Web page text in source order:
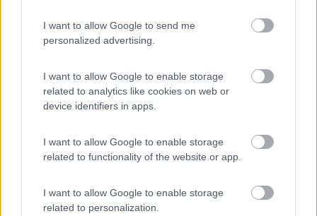
I want to allow Google to send me
personalized advertising.
I want to allow Google to enable storage
related to analytics like cookies on web or
device identifiers in apps.
I want to allow Google to enable storage
related to functionality of the website or app.
I want to allow Google to enable storage
related to personalization.